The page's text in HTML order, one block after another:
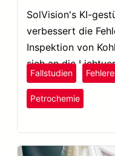
SolVision's KI-
verbessert die
Inspektion von
sich an die
die
Fallstudien
Petrochemie